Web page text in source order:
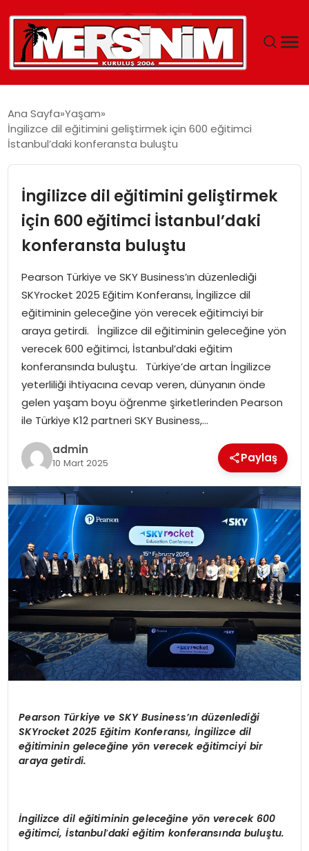
YAŞAM
SAĞLIK
EĞITIM
SPOR
EKONOMI
MAGAZIN
DÜNYA
OTOMOBIL
Ana Sayfa Yaşam
İngilizce dil eğitimini geliştirmek için 600 eğitimci
İstanbul’daki konferansta buluştu
İngilizce dil eğitimini geliştirmek
için 600 eğitimci İstanbul’daki
konferansta buluştu
Pearson Türkiye ve SKY Business’ın düzenlediği
SKYrocket 2025 Eğitim Konferansı, İngilizce dil
eğitiminin geleceğine yön verecek eğitimciyi bir
araya getirdi. İngilizce dil eğitiminin geleceğine yön
verecek 600 eğitimci, İstanbul’daki eğitim
konferansında buluştu. Türkiye’de artan İngilizce
yeterliliği ihtiyacına cevap veren, dünyanın önde
gelen yaşam boyu öğrenme şirketlerinden Pearson
ile Türkiye K12 partneri SKY Business,…
admin
10 Mart 2025 Paylaş
Pearson Türkiye ve SKY Business’ın düzenlediği
SKYrocket 2025 Eğitim Konferansı, İngilizce dil
eğitiminin geleceğine yön verecek eğitimciyi bir
araya getirdi.
İngilizce dil eğitiminin geleceğine yön verecek 600
eğitimci, İstanbul’daki eğitim konferansında buluştu.